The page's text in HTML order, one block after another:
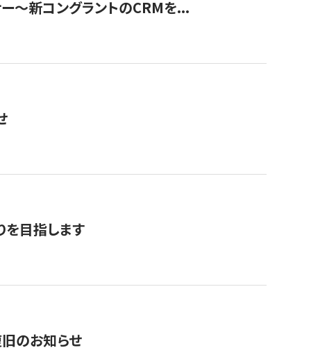
ー〜新コングラントのCRMを...
を目指します
のお知らせ